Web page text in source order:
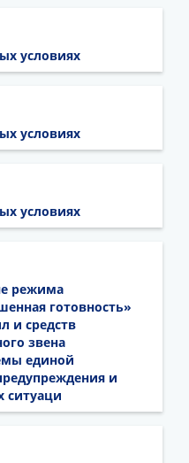
условиях
условиях
условиях
режима
готовность»
и средств
звена
единой
и
ситуаци